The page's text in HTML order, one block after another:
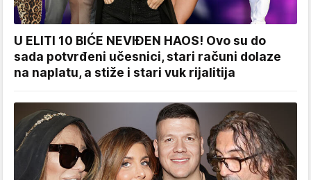
U ELITI 10 BIĆE NEVIĐEN HAOS! Ovo su do
sada potvrđeni učesnici, stari računi dolaze
na naplatu, a stiže i stari vuk rijalitija